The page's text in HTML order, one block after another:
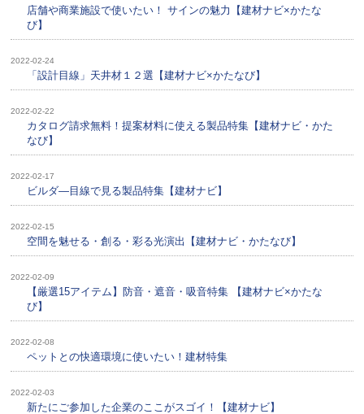
店舗や商業施設で使いたい！ サインの魅力【建材ナビ×かたな
び】
2022-02-24
「設計目線」天井材１２選【建材ナビ×かたなび】
2022-02-22
カタログ請求無料！提案材料に使える製品特集【建材ナビ・かた
なび】
2022-02-17
ビルダ―目線で見る製品特集【建材ナビ】
2022-02-15
空間を魅せる・創る・彩る光演出【建材ナビ・かたなび】
2022-02-09
【厳選15アイテム】防音・遮音・吸音特集 【建材ナビ×かたな
び】
2022-02-08
ペットとの快適環境に使いたい！建材特集
2022-02-03
新たにご参加した企業のここがスゴイ！【建材ナビ】